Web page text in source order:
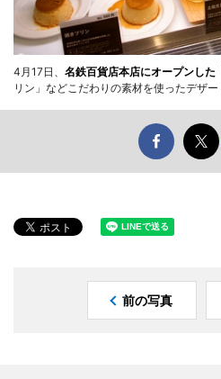
4月17日、 名鉄百貨店本店にオープンした
リン」などこだわりの素材を使ったデザー
前の写真